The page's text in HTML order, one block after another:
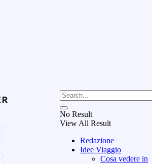
No Result
View All Result
Redazione
Idee Viaggio
Cosa vedere in